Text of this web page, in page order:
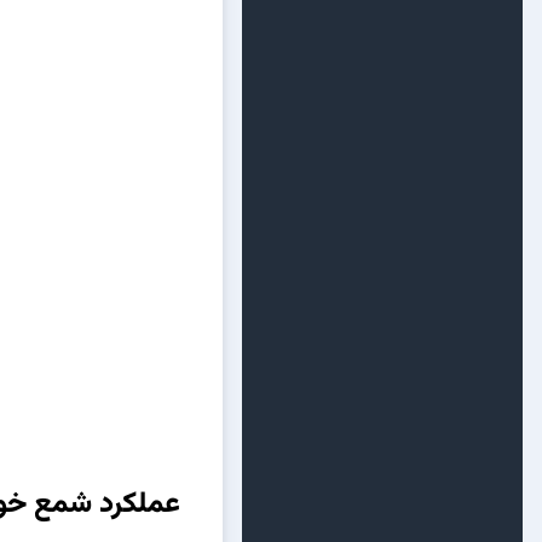
عملکرد شمع